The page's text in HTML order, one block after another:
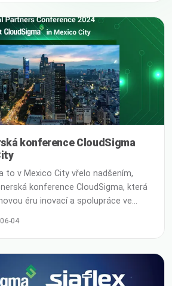
cloud computing, se vyznačují
designem t
konference CloudSigma
to v Mexico City vřelo nadšením,
konference CloudSigma, která
éru inovací a spolupráce ve
V živé atmosféře jednoho z
trendy a vývoj.
04